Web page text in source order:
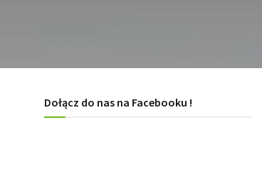
Dołącz do nas na Facebooku !